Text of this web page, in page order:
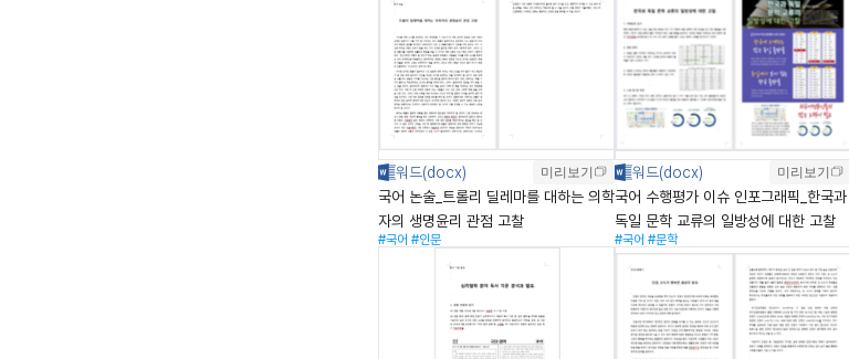
미리보기
국어 논술_트롤리 딜레마를 대하는 의학
자의 생명윤리 관점 고찰
#국어 #인문
미리보기
국어 수행평가 이슈 인포그래픽_한국과
독일 문학 교류의 일방성에 대한 고찰
#국어 #문학